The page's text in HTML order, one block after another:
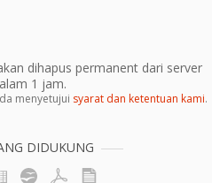
dihapus permanent dari server
1 jam.
menyetujui syarat dan ketentuan kami.
DIDUKUNG